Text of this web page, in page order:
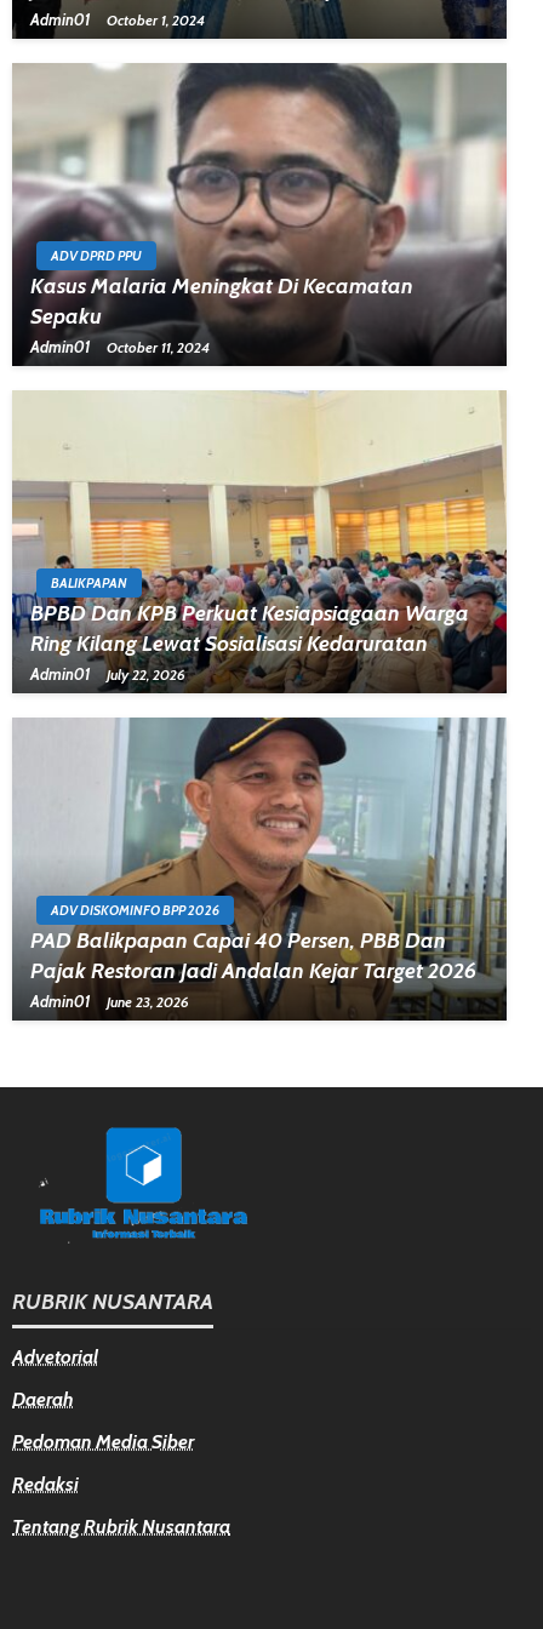
Admin01 October 1, 2024
ADV DPRD PPU
Kasus Malaria Meningkat Di Kecamatan
Sepaku
Admin01 October 11, 2024
BALIKPAPAN
BPBD Dan KPB Perkuat Kesiapsiagaan Warga
Ring Kilang Lewat Sosialisasi Kedaruratan
Admin01 July 22, 2026
ADV DISKOMINFO BPP 2026
PAD Balikpapan Capai 40 Persen, PBB Dan
Pajak Restoran Jadi Andalan Kejar Target 2026
Admin01 June 23, 2026
RUBRIK NUSANTARA
Advetorial
Daerah
Pedoman Media Siber
Redaksi
Tentang Rubrik Nusantara